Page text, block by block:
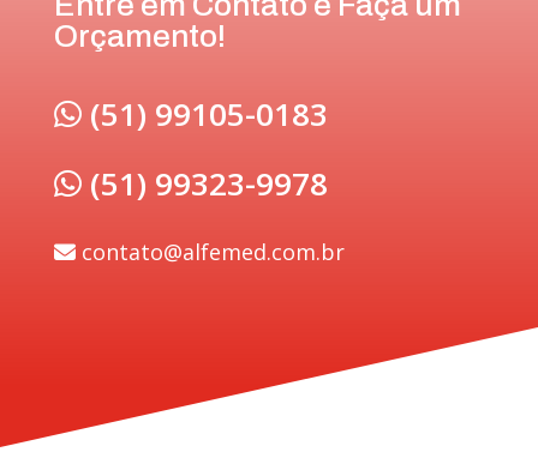
Orçamento!
(51) 99105-0183
(51) 99323-9978
contato@alfemed.com.br